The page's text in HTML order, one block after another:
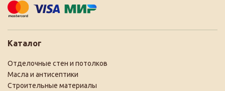
Каталог
Отделочные стен и потолков
Масла и антисептики
Строительные материалы